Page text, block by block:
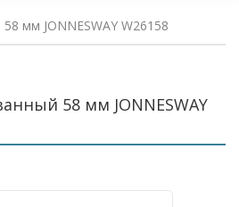
мм JONNESWAY W26158
58 мм JONNESWAY